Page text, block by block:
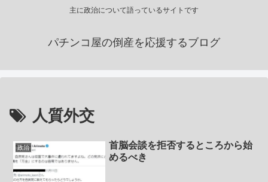
主に政治について語っているサイトです
パチンコ屋の倒産を応援するブログ
人質外交
政治
首脳会談を拒否するところから始
めるべき